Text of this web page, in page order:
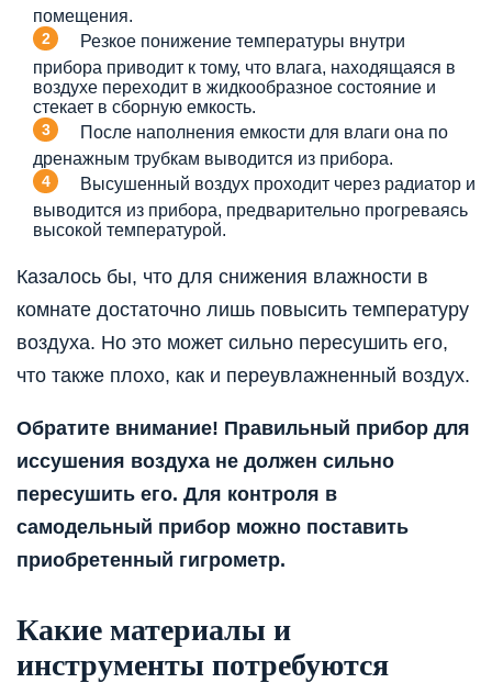
помещения.
Резкое понижение температуры внутри
прибора приводит к тому, что влага, находящаяся в
воздухе переходит в жидкообразное состояние и
стекает в сборную емкость.
После наполнения емкости для влаги она по
дренажным трубкам выводится из прибора.
Высушенный воздух проходит через радиатор и
выводится из прибора, предварительно прогреваясь
высокой температурой.
Казалось бы, что для снижения влажности в
комнате достаточно лишь повысить температуру
воздуха. Но это может сильно пересушить его,
что также плохо, как и переувлажненный воздух.
Обратите внимание! Правильный прибор для
иссушения воздуха не должен сильно
пересушить его. Для контроля в
самодельный прибор можно поставить
приобретенный гигрометр.
Какие материалы и
инструменты потребуются